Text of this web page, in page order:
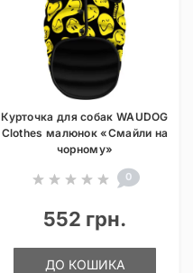
Курточка для собак WAUDOG
Clothes малюнок «Смайли на
чорному»
0
552 грн.
ДО КОШИКА